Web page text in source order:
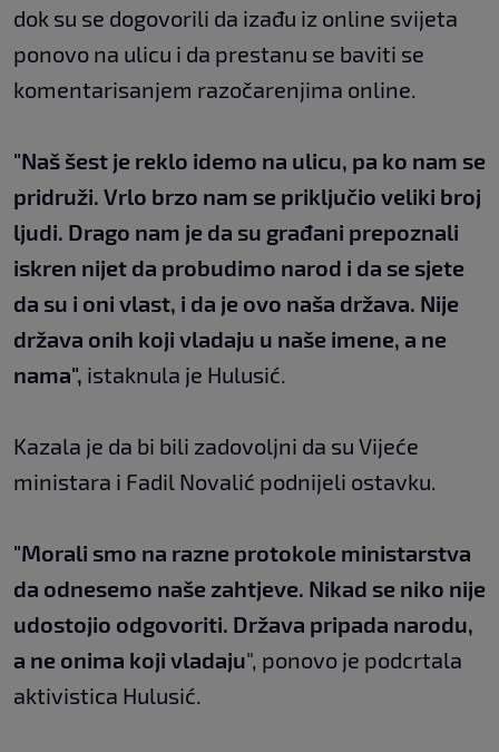
dok su se dogovorili da izađu iz online svijeta
ponovo na ulicu i da prestanu se baviti se
komentarisanjem razočarenjima online.
"Naš šest je reklo idemo na ulicu, pa ko nam se
pridruži. Vrlo brzo nam se priključio veliki broj
ljudi. Drago nam je da su građani prepoznali
iskren nijet da probudimo narod i da se sjete
da su i oni vlast, i da je ovo naša država. Nije
država onih koji vladaju u naše imene, a ne
nama", istaknula je Hulusić.
Kazala je da bi bili zadovoljni da su Vijeće
ministara i Fadil Novalić podnijeli ostavku.
"Morali smo na razne protokole ministarstva
da odnesemo naše zahtjeve. Nikad se niko nije
udostojio odgovoriti. Država pripada narodu,
a ne onima koji vladaju", ponovo je podcrtala
aktivistica Hulusić.